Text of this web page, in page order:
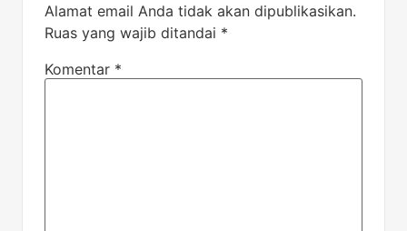
Alamat email Anda tidak akan dipublikasikan.
Ruas yang wajib ditandai *
Komentar *